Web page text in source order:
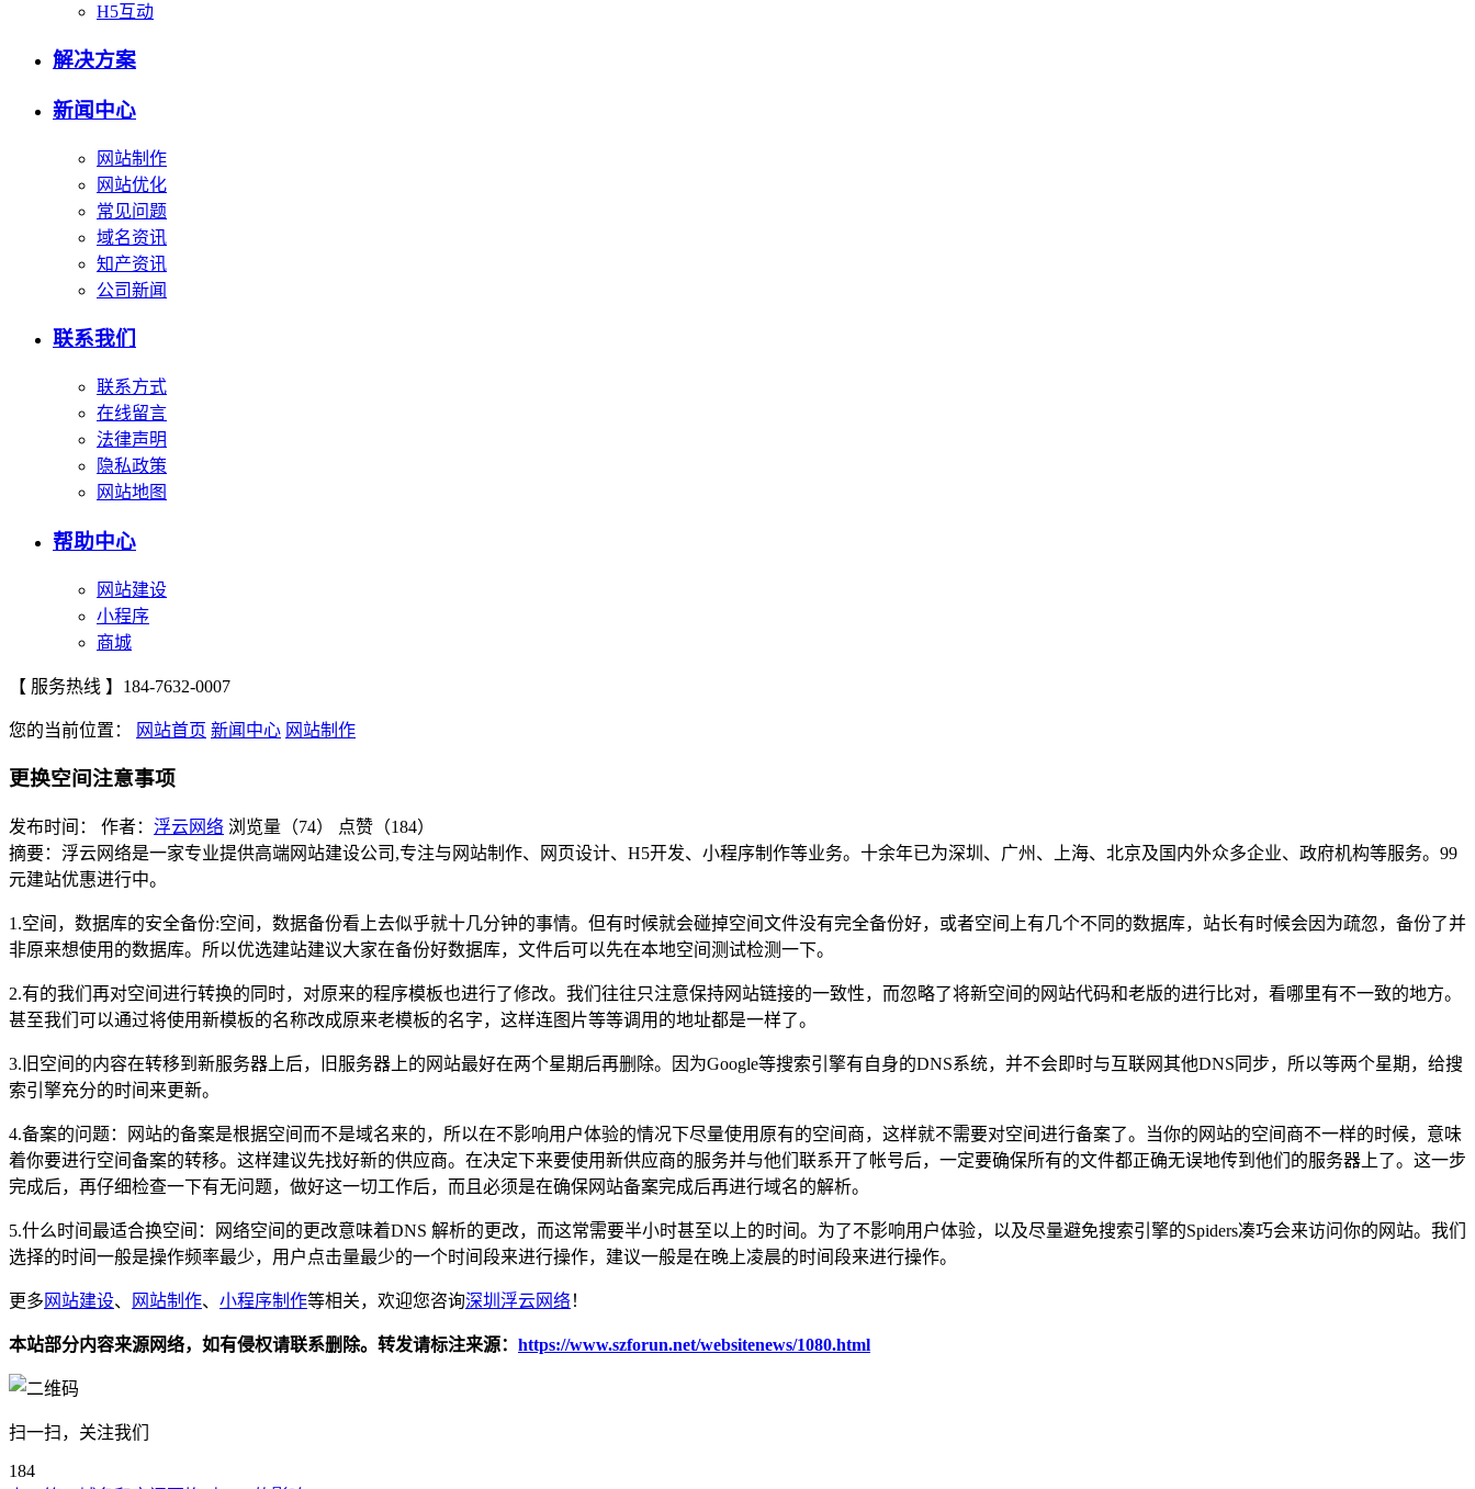
H5互动
解决方案
新闻中心
网站制作
网站优化
常见问题
域名资讯
知产资讯
公司新闻
联系我们
联系方式
在线留言
法律声明
隐私政策
网站地图
帮助中心
网站建设
小程序
商城
【 服务热线 】 184-7632-0007
您的当前位置： 网站首页 新闻中心 网站制作
更换空间注意事项
发布时间： 作者： 浮云网络 浏览量（74）
点赞（184）
摘要：浮云网络是一家专业提供高端网站建设公司,专注与网站制作、网页设计、H5开发、小程序制作等业务。十余年已为深圳、广州、上海、北京及国内外众多企业、政府机构等服务。99
元建站优惠进行中。
1.空间，数据库的安全备份:空间，数据备份看上去似乎就十几分钟的事情。但有时候就会碰掉空间文件没有完全备份好，或者空间上有几个不同的数据库，站长有时候会因为疏忽，备份了并
非原来想使用的数据库。所以优选建站建议大家在备份好数据库，文件后可以先在本地空间测试检测一下。
2.有的我们再对空间进行转换的同时，对原来的程序模板也进行了修改。我们往往只注意保持网站链接的一致性，而忽略了将新空间的网站代码和老版的进行比对，看哪里有不一致的地方。
甚至我们可以通过将使用新模板的名称改成原来老模板的名字，这样连图片等等调用的地址都是一样了。
3.旧空间的内容在转移到新服务器上后，旧服务器上的网站最好在两个星期后再删除。因为Google等搜索引擎有自身的DNS系统，并不会即时与互联网其他DNS同步，所以等两个星期，给搜
索引擎充分的时间来更新。
4.备案的问题：网站的备案是根据空间而不是域名来的，所以在不影响用户体验的情况下尽量使用原有的空间商，这样就不需要对空间进行备案了。当你的网站的空间商不一样的时候，意味
着你要进行空间备案的转移。这样建议先找好新的供应商。在决定下来要使用新供应商的服务并与他们联系开了帐号后，一定要确保所有的文件都正确无误地传到他们的服务器上了。这一步
完成后，再仔细检查一下有无问题，做好这一切工作后，而且必须是在确保网站备案完成后再进行域名的解析。
5.什么时间最适合换空间：网络空间的更改意味着DNS 解析的更改，而这常需要半小时甚至以上的时间。为了不影响用户体验，以及尽量避免搜索引擎的Spiders凑巧会来访问你的网站。我们
选择的时间一般是操作频率最少，用户点击量最少的一个时间段来进行操作，建议一般是在晚上凌晨的时间段来进行操作。
更多 网站建设、 网站制作、 小程序制作等相关，欢迎您咨询深圳浮云网络！
本站部分内容来源网络，如有侵权请联系删除。转发请标注来源： https://www.szforun.net/websitenews/1080.html
扫一扫，关注我们
184